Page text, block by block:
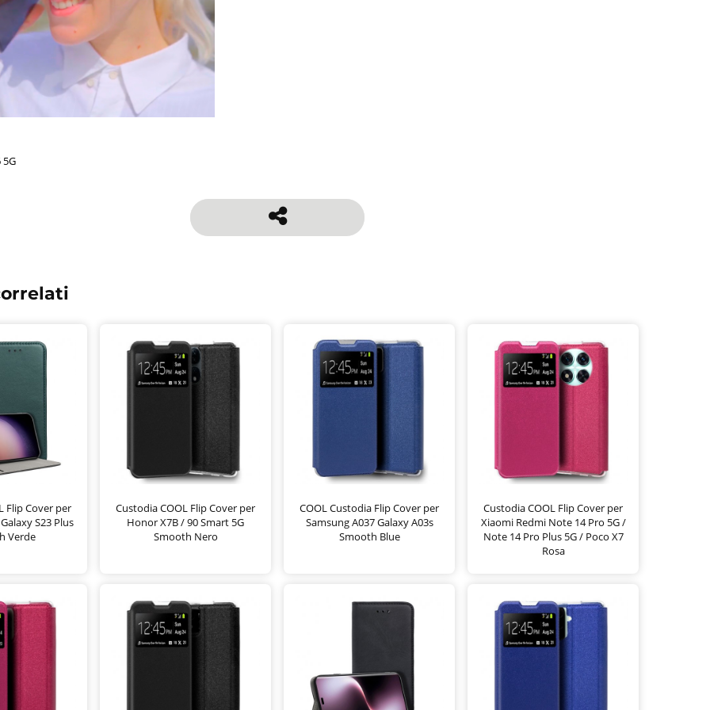
Flip Cover per
S23 Plus
Verde
Custodia COOL Flip Cover per
Honor X7B / 90 Smart 5G
Smooth Nero
COOL Custodia Flip Cover per
Samsung A037 Galaxy A03s
Smooth Blue
Custodia COOL Flip Cover per
Xiaomi Redmi Note 14 Pro 5G /
Note 14 Pro Plus 5G / Poco X7
Rosa